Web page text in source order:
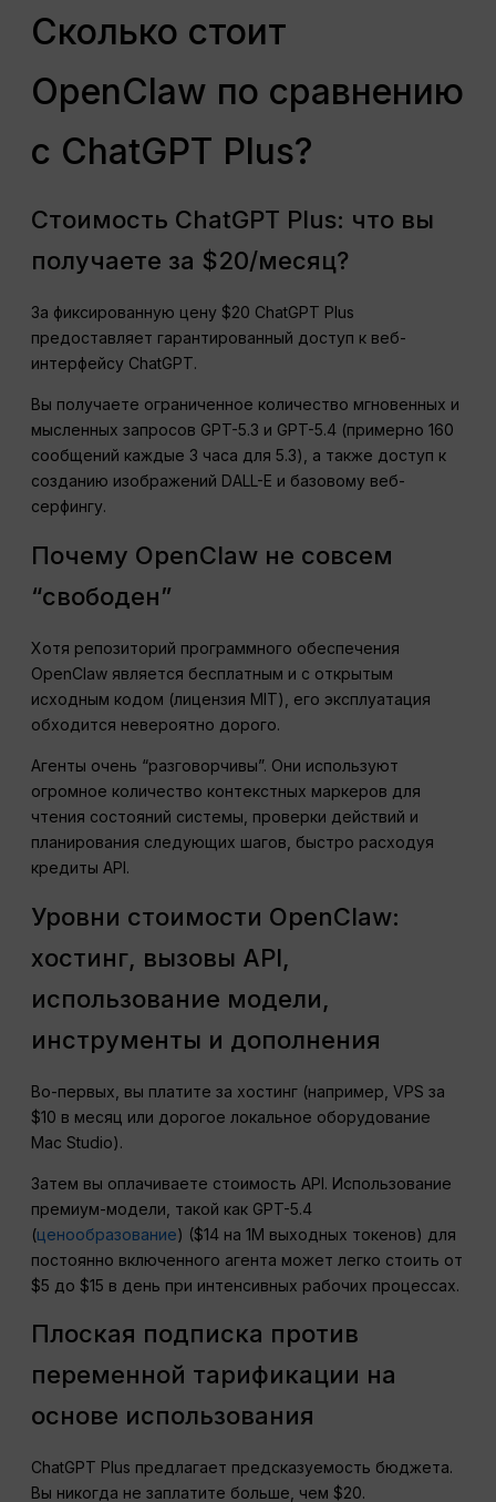
Сколько стоит
OpenClaw по сравнению
с ChatGPT Plus?
Стоимость ChatGPT Plus: что вы
получаете за $20/месяц?
За фиксированную цену $20 ChatGPT Plus
предоставляет гарантированный доступ к веб-
интерфейсу ChatGPT.
Вы получаете ограниченное количество мгновенных и
мысленных запросов GPT-5.3 и GPT-5.4 (примерно 160
сообщений каждые 3 часа для 5.3), а также доступ к
созданию изображений DALL-E и базовому веб-
серфингу.
Почему OpenClaw не совсем
“свободен”
Хотя репозиторий программного обеспечения
OpenClaw является бесплатным и с открытым
исходным кодом (лицензия MIT), его эксплуатация
обходится невероятно дорого.
Агенты очень “разговорчивы”. Они используют
огромное количество контекстных маркеров для
чтения состояний системы, проверки действий и
планирования следующих шагов, быстро расходуя
кредиты API.
Уровни стоимости OpenClaw:
хостинг, вызовы API,
использование модели,
инструменты и дополнения
Во-первых, вы платите за хостинг (например, VPS за
$10 в месяц или дорогое локальное оборудование
Mac Studio).
Затем вы оплачиваете стоимость API. Использование
премиум-модели, такой как GPT-5.4
(ценообразование) ($14 на 1M выходных токенов) для
постоянно включенного агента может легко стоить от
$5 до $15 в день при интенсивных рабочих процессах.
Плоская подписка против
переменной тарификации на
основе использования
ChatGPT Plus предлагает предсказуемость бюджета.
Вы никогда не заплатите больше, чем $20.